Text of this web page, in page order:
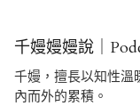
千嫚嫚嫚說｜
千嫚，擅長以知性溫
內而外的累積。